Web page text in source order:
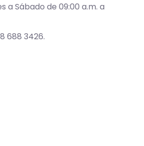
a Sábado de 09:00 a.m. a
688 3426.